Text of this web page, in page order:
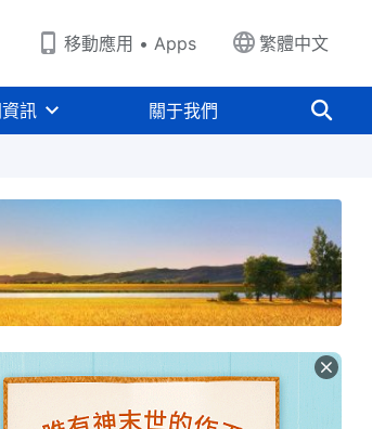
移動應用 • Apps 繁體中文
訊 關于我們
念 解决老好人 其他 見證視頻